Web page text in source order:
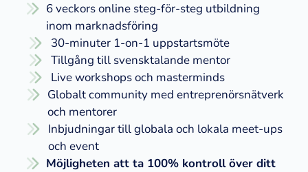
6 veckors online steg-för-steg utbildning
inom marknadsföring
​​30-minuter 1-on-1 uppstartsmöte
Tillgång till svensktalande mentor
​Live workshops och masterminds
​Globalt community med entreprenörsnätverk
och mentorer
Inbjudningar till globala och lokala meet-ups
och event
​Möjligheten att ta 100% kontroll över ditt